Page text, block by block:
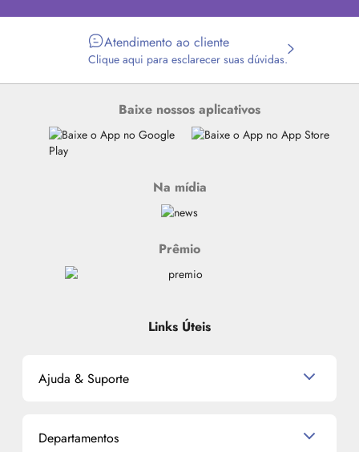
Atendimento ao cliente
Clique aqui para esclarecer suas dúvidas.
Baixe nossos aplicativos
Na mídia
Prêmio
Links Úteis
Ajuda & Suporte
Política de Devolução
Departamentos